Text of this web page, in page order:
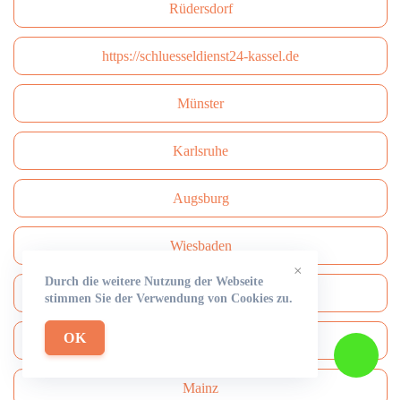
Rüdersdorf
https://schluesseldienst24-kassel.de
Münster
Karlsruhe
Augsburg
Wiesbaden
Gelsenkirchen
Mainz
×
Durch die weitere Nutzung der Webseite
stimmen Sie der Verwendung von Cookies zu.
OK